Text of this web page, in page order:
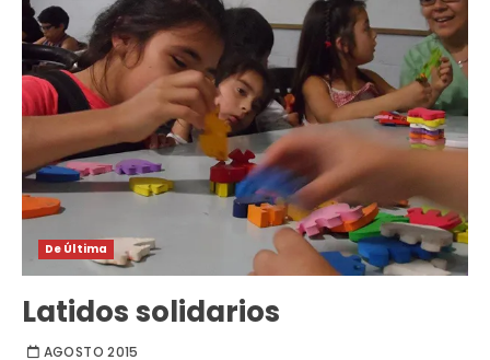
De Última
Latidos solidarios
AGOSTO 2015